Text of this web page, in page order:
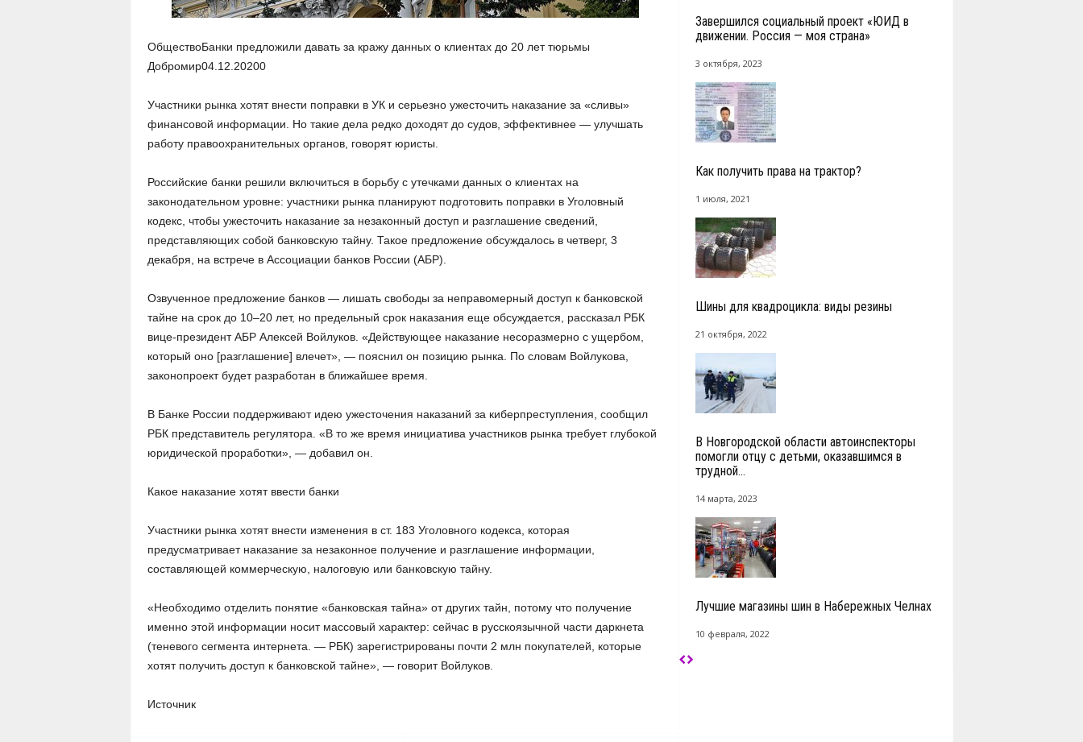
ОбществоБанки предложили давать за кражу данных о клиентах до 20 лет тюрьмы
Добромир04.12.20200
Участники рынка хотят внести поправки в УК и серьезно ужесточить наказание за «сливы»
финансовой информации. Но такие дела редко доходят до судов, эффективнее — улучшать
работу правоохранительных органов, говорят юристы.
Российские банки решили включиться в борьбу с утечками данных о клиентах на
законодательном уровне: участники рынка планируют подготовить поправки в Уголовный
кодекс, чтобы ужесточить наказание за незаконный доступ и разглашение сведений,
представляющих собой банковскую тайну. Такое предложение обсуждалось в четверг, 3
декабря, на встрече в Ассоциации банков России (АБР).
Озвученное предложение банков — лишать свободы за неправомерный доступ к банковской
тайне на срок до 10–20 лет, но предельный срок наказания еще обсуждается, рассказал РБК
вице-президент АБР Алексей Войлуков. «Действующее наказание несоразмерно с ущербом,
который оно [разглашение] влечет», — пояснил он позицию рынка. По словам Войлукова,
законопроект будет разработан в ближайшее время.
В Банке России поддерживают идею ужесточения наказаний за киберпреступления, сообщил
РБК представитель регулятора. «В то же время инициатива участников рынка требует глубокой
юридической проработки», — добавил он.
Какое наказание хотят ввести банки
Участники рынка хотят внести изменения в ст. 183 Уголовного кодекса, которая
предусматривает наказание за незаконное получение и разглашение информации,
составляющей коммерческую, налоговую или банковскую тайну.
«Необходимо отделить понятие «банковская тайна» от других тайн, потому что получение
именно этой информации носит массовый характер: сейчас в русскоязычной части даркнета
(теневого сегмента интернета. — РБК) зарегистрированы почти 2 млн покупателей, которые
хотят получить доступ к банковской тайне», — говорит Войлуков.
Источник
Завершился социальный проект «ЮИД в
движении. Россия — моя страна»
3 октября, 2023
Как получить права на трактор?
1 июля, 2021
Шины для квадроцикла: виды резины
21 октября, 2022
В Новгородской области автоинспекторы
помогли отцу с детьми, оказавшимся в
трудной...
14 марта, 2023
Лучшие магазины шин в Набережных Челнах
10 февраля, 2022